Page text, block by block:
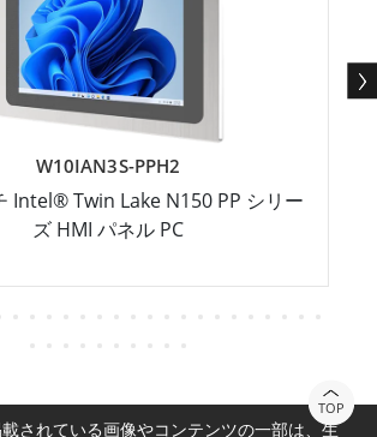
W10IAN3S-PPH2
Intel® Twin Lake N150 PP シリー
ズ HMI パネル PC
TOP
されている画像やコンテンツの一部は、生